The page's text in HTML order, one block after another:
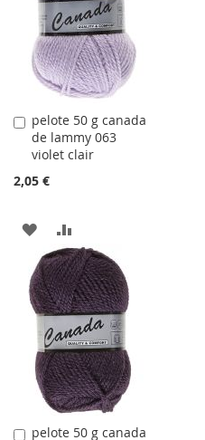
LISTE
D'ACHATS
pelote 50 g canada
de lammy 063
violet clair
2,05 €
Ajouter
au
panier
AJOUTER
À
LA
LISTE
D'ACHATS
AU
COMPARATEUR
pelote 50 g canada
Ajouter